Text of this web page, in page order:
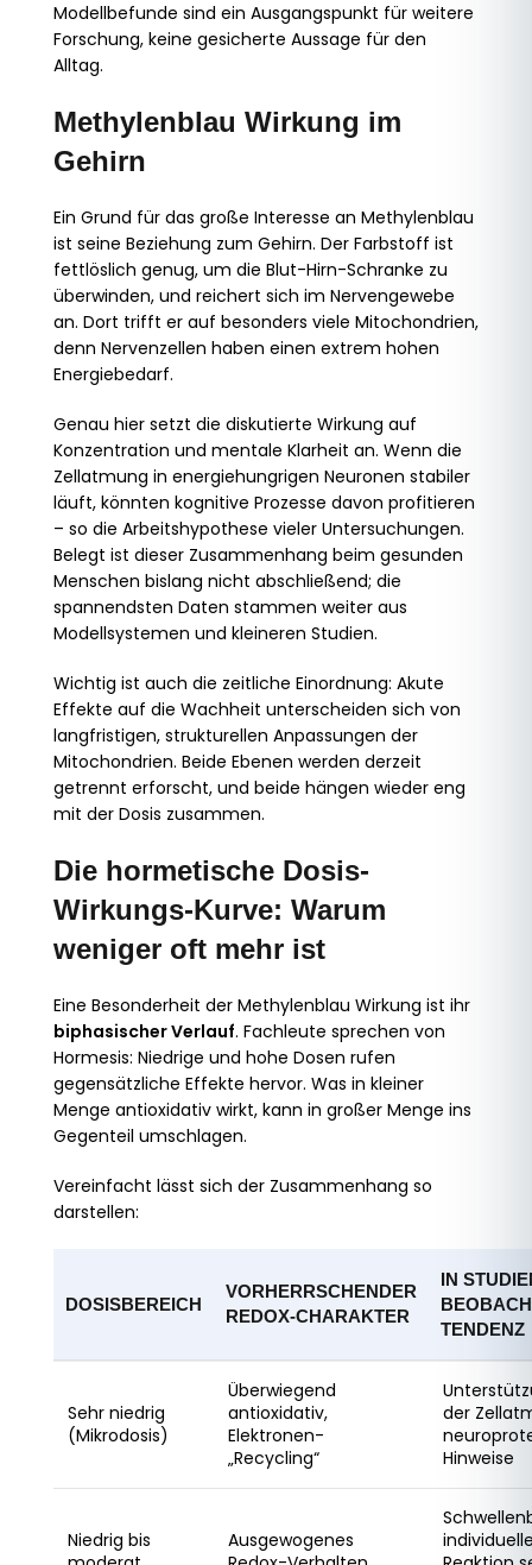
Modellbefunde sind ein Ausgangspunkt für weitere
Forschung, keine gesicherte Aussage für den
Alltag.
Methylenblau Wirkung im
Gehirn
Ein Grund für das große Interesse an Methylenblau
ist seine Beziehung zum Gehirn. Der Farbstoff ist
fettlöslich genug, um die Blut-Hirn-Schranke zu
überwinden, und reichert sich im Nervengewebe
an. Dort trifft er auf besonders viele Mitochondrien,
denn Nervenzellen haben einen extrem hohen
Energiebedarf.
Genau hier setzt die diskutierte Wirkung auf
Konzentration und mentale Klarheit an. Wenn die
Zellatmung in energiehungrigen Neuronen stabiler
läuft, könnten kognitive Prozesse davon profitieren
– so die Arbeitshypothese vieler Untersuchungen.
Belegt ist dieser Zusammenhang beim gesunden
Menschen bislang nicht abschließend; die
spannendsten Daten stammen weiter aus
Modellsystemen und kleineren Studien.
Wichtig ist auch die zeitliche Einordnung: Akute
Effekte auf die Wachheit unterscheiden sich von
langfristigen, strukturellen Anpassungen der
Mitochondrien. Beide Ebenen werden derzeit
getrennt erforscht, und beide hängen wieder eng
mit der Dosis zusammen.
Die hormetische Dosis-
Wirkungs-Kurve: Warum
weniger oft mehr ist
Eine Besonderheit der Methylenblau Wirkung ist ihr
biphasischer Verlauf. Fachleute sprechen von
Hormesis: Niedrige und hohe Dosen rufen
gegensätzliche Effekte hervor. Was in kleiner
Menge antioxidativ wirkt, kann in großer Menge ins
Gegenteil umschlagen.
Vereinfacht lässt sich der Zusammenhang so
darstellen:
DOSISBEREICH
VORHERRSCHENDER
REDOX-CHARAKTER
IN
TENDENZ
Sehr niedrig
(Mikrodosis)
Überwiegend
antioxidativ,
Elektronen-
„Recycling“
der
Hinweise
Niedrig bis
Ausgewogenes